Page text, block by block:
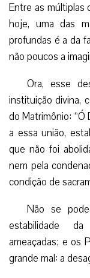
Entre as múltiplas
hoje, uma das
profundas é a da
não poucos a
Ora, esse
instituição divina,
do Matrimônio: “Ó
a essa união,
que não foi
nem pela
condição de
Não se
estabilidade
ameaçadas; e os
grande mal: a